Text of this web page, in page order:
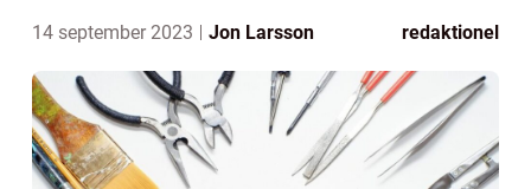
14 september 2023 Jon Larsson redaktionel